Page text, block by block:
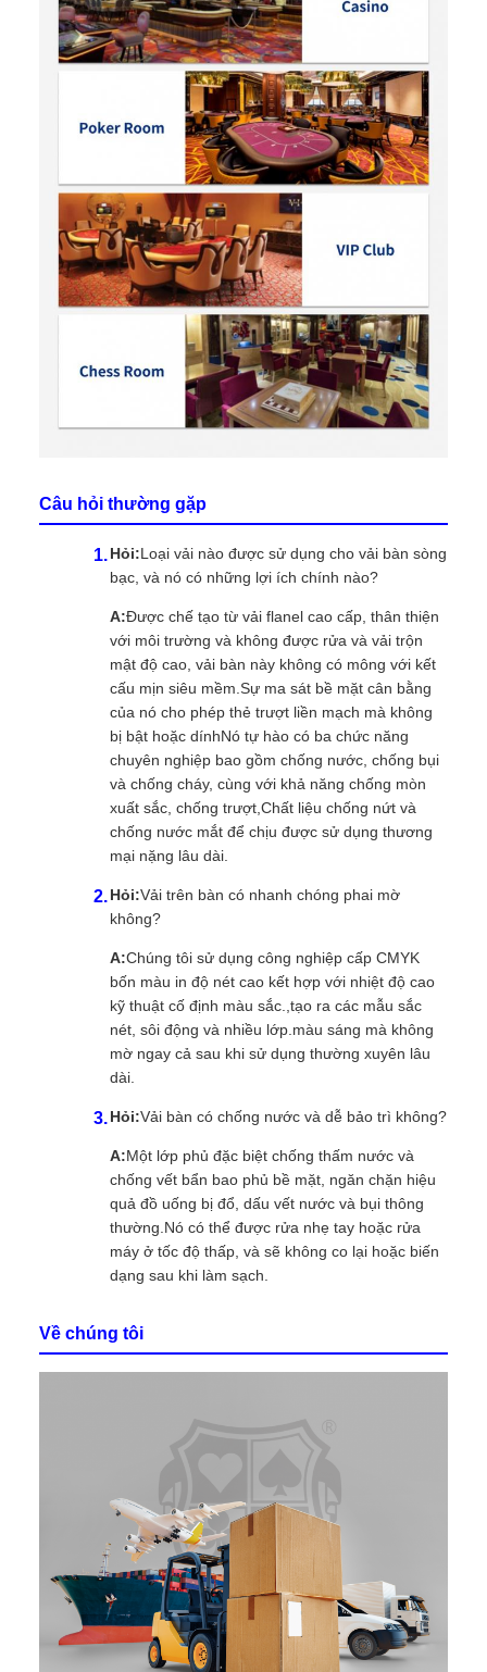
Câu hỏi thường gặp
Hỏi:Loại vải nào được sử dụng cho vải bàn sòng
bạc, và nó có những lợi ích chính nào?
A:Được chế tạo từ vải flanel cao cấp, thân thiện
với môi trường và không được rửa và vải trộn
mật độ cao, vải bàn này không có mông với kết
cấu mịn siêu mềm.Sự ma sát bề mặt cân bằng
của nó cho phép thẻ trượt liền mạch mà không
bị bật hoặc dínhNó tự hào có ba chức năng
chuyên nghiệp bao gồm chống nước, chống bụi
và chống cháy, cùng với khả năng chống mòn
xuất sắc, chống trượt,Chất liệu chống nứt và
chống nước mắt để chịu được sử dụng thương
mại nặng lâu dài.
Hỏi:Vải trên bàn có nhanh chóng phai mờ
không?
A:Chúng tôi sử dụng công nghiệp cấp CMYK
bốn màu in độ nét cao kết hợp với nhiệt độ cao
kỹ thuật cố định màu sắc.,tạo ra các mẫu sắc
nét, sôi động và nhiều lớp.màu sáng mà không
mờ ngay cả sau khi sử dụng thường xuyên lâu
dài.
Hỏi:Vải bàn có chống nước và dễ bảo trì không?
A:Một lớp phủ đặc biệt chống thấm nước và
chống vết bẩn bao phủ bề mặt, ngăn chặn hiệu
quả đồ uống bị đổ, dấu vết nước và bụi thông
thường.Nó có thể được rửa nhẹ tay hoặc rửa
máy ở tốc độ thấp, và sẽ không co lại hoặc biến
dạng sau khi làm sạch.
Về chúng tôi